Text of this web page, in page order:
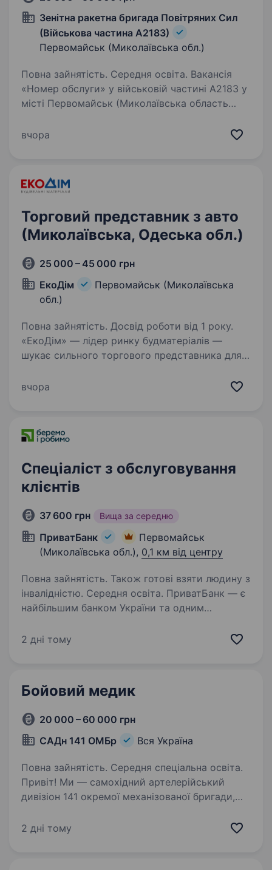
Зенітна ракетна бригада Повітряних Сил
(Військова частина А2183)
Первомайськ (Миколаївська обл.)
Повна зайнятість. Середня освіта. Вакансія
«Номер обслуги» у військовій частині А2183 у
місті Первомайськ (Миколаївська область
судимостей. Відповідальність
вчора
Торговий представник з авто
(Миколаївська, Одеська обл.)
25 000 – 45 000 грн
ЕкоДім
Первомайськ (Миколаївська
обл.)
Повна зайнятість. Досвід роботи від 1 року.
«ЕкоДім» — лідер ринку будматеріалів —
шукає сильного торгового представника для
областях. Що по грошах: 25 000 — 45 000 грн і
вчора
Спеціаліст з обслуговування
клієнтів
37 600 грн Вища за середню
ПриватБанк
Первомайськ
(Миколаївська обл.), 0,1 км від центру
Повна зайнятість. Також готові взяти людину з
інвалідністю. Середня освіта. ПриватБанк — є
найбільшим банком України та одним
лідуючі позиції за всіма фінансовими
2 дні тому
Бойовий медик
20 000 – 60 000 грн
САДн 141 ОМБр
Вся Україна
Повна зайнятість. Середня спеціальна освіта.
Привіт! Ми — самохідний артелерійський
дивізіон 141 окремої механізованої бригади,
бореться за мир і безпеку України. Наше
2 дні тому